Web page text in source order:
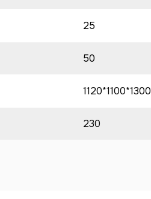
25
50
1120*1100*1300
230